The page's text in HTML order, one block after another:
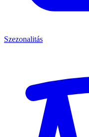
Szezonalitás